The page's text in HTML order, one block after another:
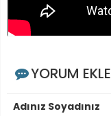
YORUM EKLE
Adınız Soyadınız